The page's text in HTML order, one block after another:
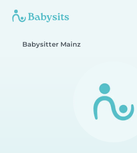
Babysitter Mainz